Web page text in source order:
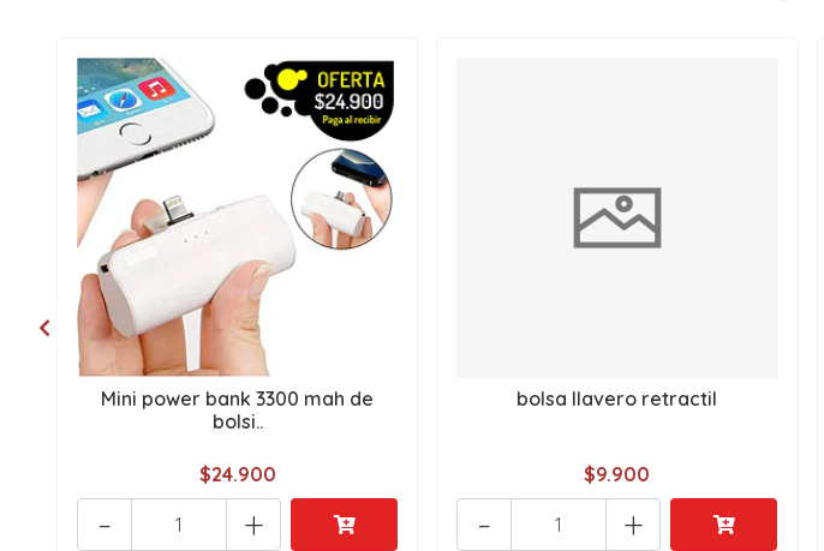
Mini power bank 3300 mah de
bolsi..
$24.900
+
-
bolsa llavero retractil
$9.900
+
-